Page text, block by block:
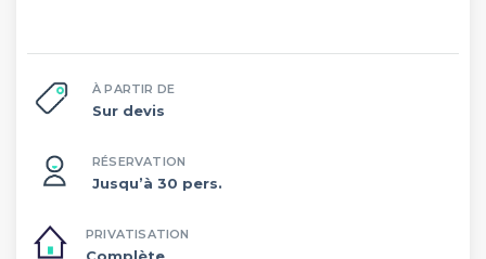
À PARTIR DE
Sur devis
RÉSERVATION
Jusqu’à 30 pers.
PRIVATISATION